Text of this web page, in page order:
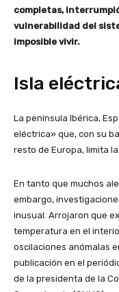
completas,
vulnerabilidad del
imposible vivir.
Isla
La península Ibérica,
eléctrica» que, con su
resto de Europa, limita
En tanto que muchos
embargo,
inusual. Arrojaron que
temperatura en el
oscilaciones anómalas
publicación en el
de la presidenta de la